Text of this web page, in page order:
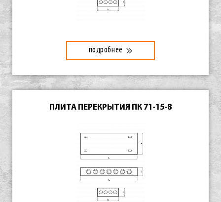
подробнее
ПЛИТА ПЕРЕКРЫТИЯ ПК 71-15-8